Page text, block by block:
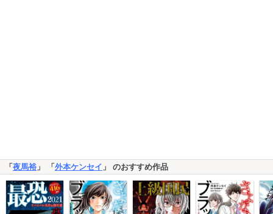
「 夜馬裕 」 「 外本ケンセイ 」 のおすすめ作品